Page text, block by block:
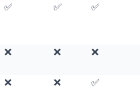
✅ ✅ ✅
❌ ❌ ❌
❌ ❌ ✅